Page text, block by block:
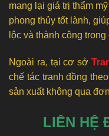
mang lại giá trị thẩm
phong thủy tốt lành,
lộc và thành công trong
Ngoài ra, tại cơ sở
chế tác tranh đồng
sản xuất không qua
LIÊN HỆ